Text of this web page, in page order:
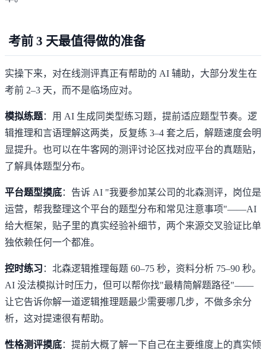
考前 3 天最值得做的准备
实操下来，对在线测评真正有帮助的 AI 辅助，大部分发生在
考前 2–3 天，而不是临场应对。
模拟练题：用 AI 生成同类型练习题，提前适应题型节奏。逻
辑推理和言语理解这两类，反复练 3–4 套之后，解题速度会明
显提升。也可以在牛客网的测评讨论区找对应平台的真题贴，
了解具体题型分布。
平台题型摸底：告诉 AI "我要参加某公司的北森测评，岗位是
运营，帮我整理这个平台的题型分布和常见注意事项"——AI
给大框架，贴子里的真实经验补细节，两个来源交叉验证比单
独依赖任何一个都准。
控时练习 ：北森逻辑推理每题 60–75 秒，资料分析 75–90 秒。
AI 没法模拟计时压力，但可以帮你找"最精简解题路径"——
让它告诉你解一道逻辑推理题最少需要哪几步，不做多余分
析，这对提速很有帮助。
性格测评摸底：提前大概了解一下自己在主要维度上的真实倾